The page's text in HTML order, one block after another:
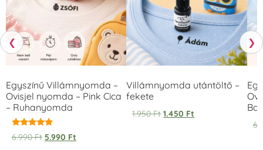
❮
Egyszínű Villámnyomda –
Ovisjel nyomda – Pink Cica
– Ruhanyomda
Értékelés:
5.00
6.990Ft 5.990 Ft
Villámnyomda utántöltő –
fekete
1.950Ft 1.450 Ft
❯